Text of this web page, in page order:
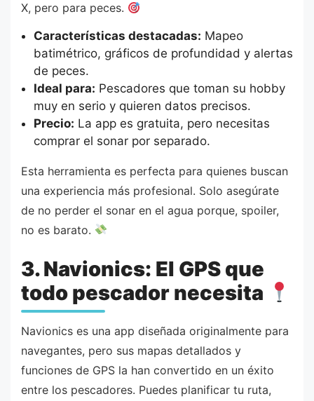
X, pero para peces.
Características destacadas: Mapeo
batimétrico, gráficos de profundidad y alertas
de peces.
Ideal para: Pescadores que toman su hobby
muy en serio y quieren datos precisos.
Precio: La app es gratuita, pero necesitas
comprar el sonar por separado.
Esta herramienta es perfecta para quienes buscan
una experiencia más profesional. Solo asegúrate
de no perder el sonar en el agua porque, spoiler,
no es barato.
3. Navionics: El GPS que
todo pescador necesita
Navionics es una app diseñada originalmente para
navegantes, pero sus mapas detallados y
funciones de GPS la han convertido en un éxito
entre los pescadores. Puedes planificar tu ruta,